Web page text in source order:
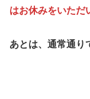
はお休みをいただ
あとは、通常通り